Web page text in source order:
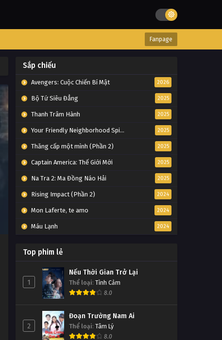
Fanpage
Sắp chiếu
Avengers: Cuộc Chiến Bí Mật 2026
Bộ Tứ Siêu Đẳng 2025
Thanh Trâm Hành 2025
Your Friendly Neighborhood Spider-Man 2025
Thăng cấp một mình (Phần 2) 2025
Captain America: Thế Giới Mới 2025
Na Tra 2: Ma Đồng Náo Hải 2025
Rising Impact (Phần 2) 2024
Mon Laferte, te amo 2024
Máu Lạnh 2024
Top phim lẻ
1
Nếu Thời Gian Trở Lại
Thể loại: Tình Cảm
8.0
2
Đoạn Trường Nam Ai
Thể loại: Tâm Lý
8.0